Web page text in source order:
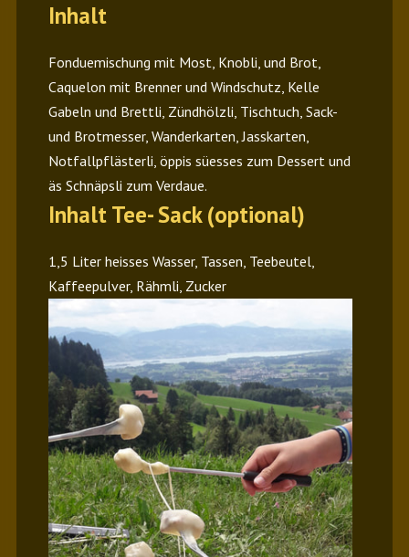
Inhalt
Fonduemischung mit Most, Knobli, und Brot,
Caquelon mit Brenner und Windschutz, Kelle
Gabeln und Brettli, Zündhölzli, Tischtuch, Sack-
und Brotmesser, Wanderkarten, Jasskarten,
Notfallpflästerli, öppis süesses zum Dessert und
äs Schnäpsli zum Verdaue.
Inhalt Tee- Sack (optional)
1,5 Liter heisses Wasser, Tassen, Teebeutel,
Kaffeepulver, Rähmli, Zucker